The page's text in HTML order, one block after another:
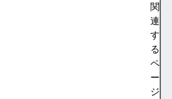
関
連
す
る
ペ
ー
ジ